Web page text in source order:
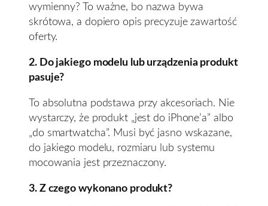
wymienny? To ważne, bo nazwa bywa
skrótowa, a dopiero opis precyzuje zawartość
oferty.
2. Do jakiego modelu lub urządzenia produkt
pasuje?
To absolutna podstawa przy akcesoriach. Nie
wystarczy, że produkt „jest do iPhone’a” albo
„do smartwatcha”. Musi być jasno wskazane,
do jakiego modelu, rozmiaru lub systemu
mocowania jest przeznaczony.
3. Z czego wykonano produkt?